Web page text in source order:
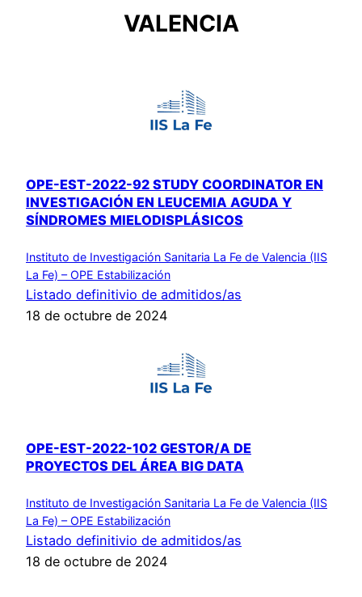
VALENCIA
OPE-EST-2022-92 STUDY COORDINATOR EN
INVESTIGACIÓN EN LEUCEMIA AGUDA Y
SÍNDROMES MIELODISPLÁSICOS
Instituto de Investigación Sanitaria La Fe de Valencia (IIS
La Fe) – OPE Estabilización
Listado definitivio de admitidos/as
18 de octubre de 2024
OPE-EST-2022-102 GESTOR/A DE
PROYECTOS DEL ÁREA BIG DATA
Instituto de Investigación Sanitaria La Fe de Valencia (IIS
La Fe) – OPE Estabilización
Listado definitivio de admitidos/as
18 de octubre de 2024